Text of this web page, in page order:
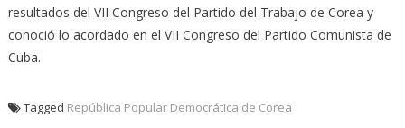
resultados del VII Congreso del Partido del Trabajo de Corea y
conoció lo acordado en el VII Congreso del Partido Comunista de
Cuba.
Tagged República Popular Democrática de Corea